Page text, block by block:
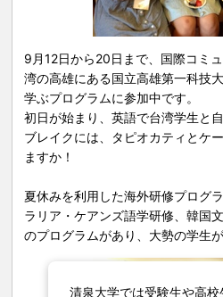
9月12日から20日まで、国際コミ
湾の高雄にある国立高雄第一科技
学ぶプログラムに参加中です。
初日が始まり、英語で台湾学生と
ブレイクには、タピオカティとケ
ますか！
夏休みを利用した海外研修プログ
ラリア・ケアンズ語学研修、韓国
のプログラムがあり、大勢の学生
ハラスメント防止のために
生涯学習講座・公開講座
数理・データサイエンス・AI教育
プログラム
清泉大学では受験生や高